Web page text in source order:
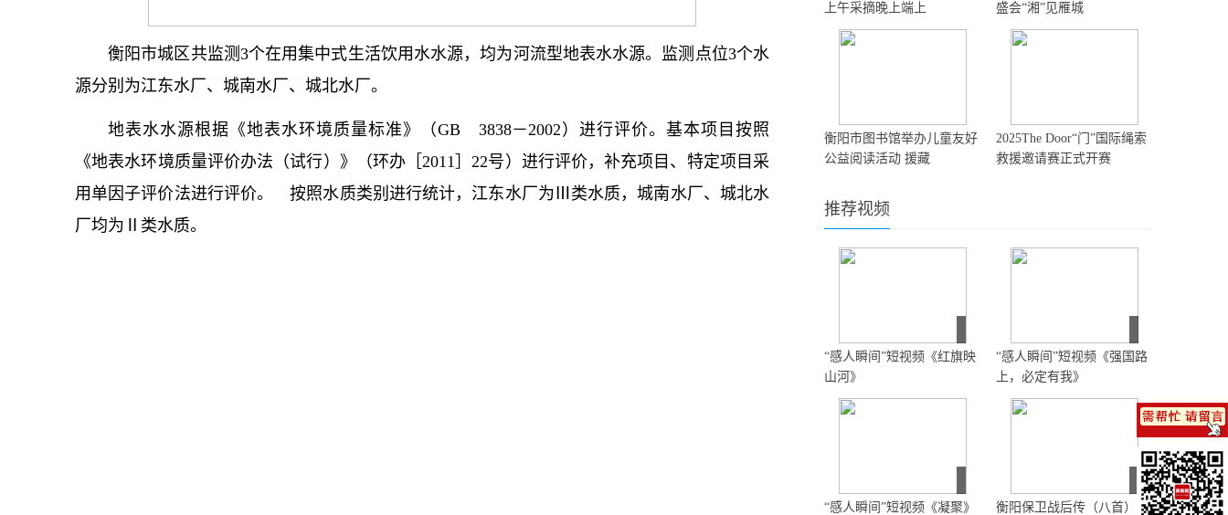
衡阳市城区共监测3个在用集中式生活饮用水水源，均为河流型地表水水源。监测点位3个水
源分别为江东水厂、城南水厂、城北水厂。
地表水水源根据《地表水环境质量标准》（GB 3838－2002）进行评价。基本项目按照
《地表水环境质量评价办法（试行）》（环办［2011］22号）进行评价，补充项目、特定项目采
用单因子评价法进行评价。 按照水质类别进行统计，江东水厂为Ⅲ类水质，城南水厂、城北水
厂均为Ⅱ类水质。
上午采摘晚上端上
盛会“湘”见雁城
衡阳市图书馆举办儿童友好
公益阅读活动 援藏
2025The Door“门”国际绳索
救援邀请赛正式开赛
推荐视频
“感人瞬间”短视频《红旗映
山河》
“感人瞬间”短视频《强国路
上，必定有我》
“感人瞬间”短视频《凝聚》 衡阳保卫战后传（八首）